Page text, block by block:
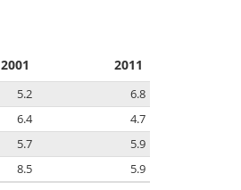
2001 2011
5.2
6.8
6.4
4.7
5.7
5.9
8.5 5.9